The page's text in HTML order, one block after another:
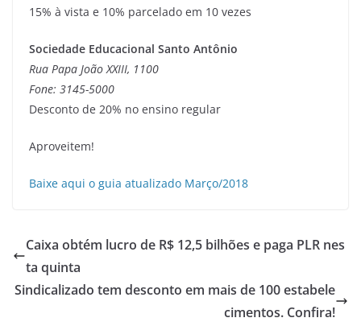
15% à vista e 10% parcelado em 10 vezes
Sociedade Educacional Santo Antônio
Rua Papa João XXIII, 1100
Fone: 3145-5000
Desconto de 20% no ensino regular
Aproveitem!
Baixe aqui o guia atualizado Março/2018
Caixa obtém lucro de R$ 12,5 bilhões e paga PLR nes
ta quinta
Sindicalizado tem desconto em mais de 100 estabele
cimentos. Confira!